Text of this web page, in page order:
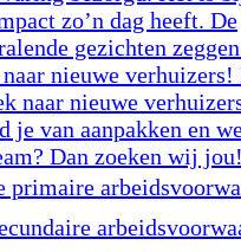
nieuwe